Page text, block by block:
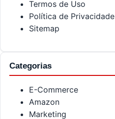
Termos de Uso
Política de Privacidade
Sitemap
Categorias
E-Commerce
Amazon
Marketing